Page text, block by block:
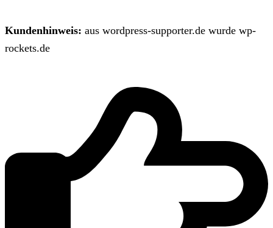
Kundenhinweis: aus wordpress-supporter.de wurde wp-
rockets.de